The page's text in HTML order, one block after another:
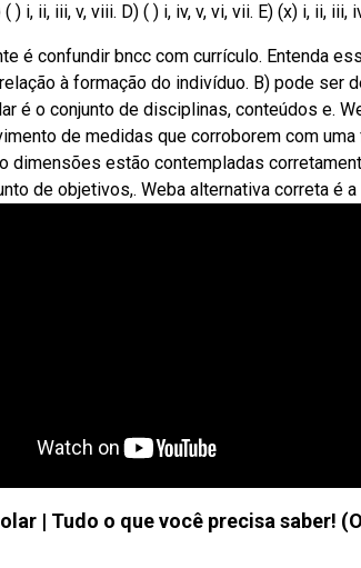
) i, ii, iii, v, viii. D) ( ) i, iv, v, vi, vii. E) (x) i, ii, iii,
é confundir bncc com currículo. Entenda
à formação do indivíduo. B) pode ser
é o conjunto de disciplinas, conteúdos e.
de medidas que corroborem com
dimensões estão contempladas
de objetivos,. Weba alternativa correta é
| Tudo o que você precisa saber!